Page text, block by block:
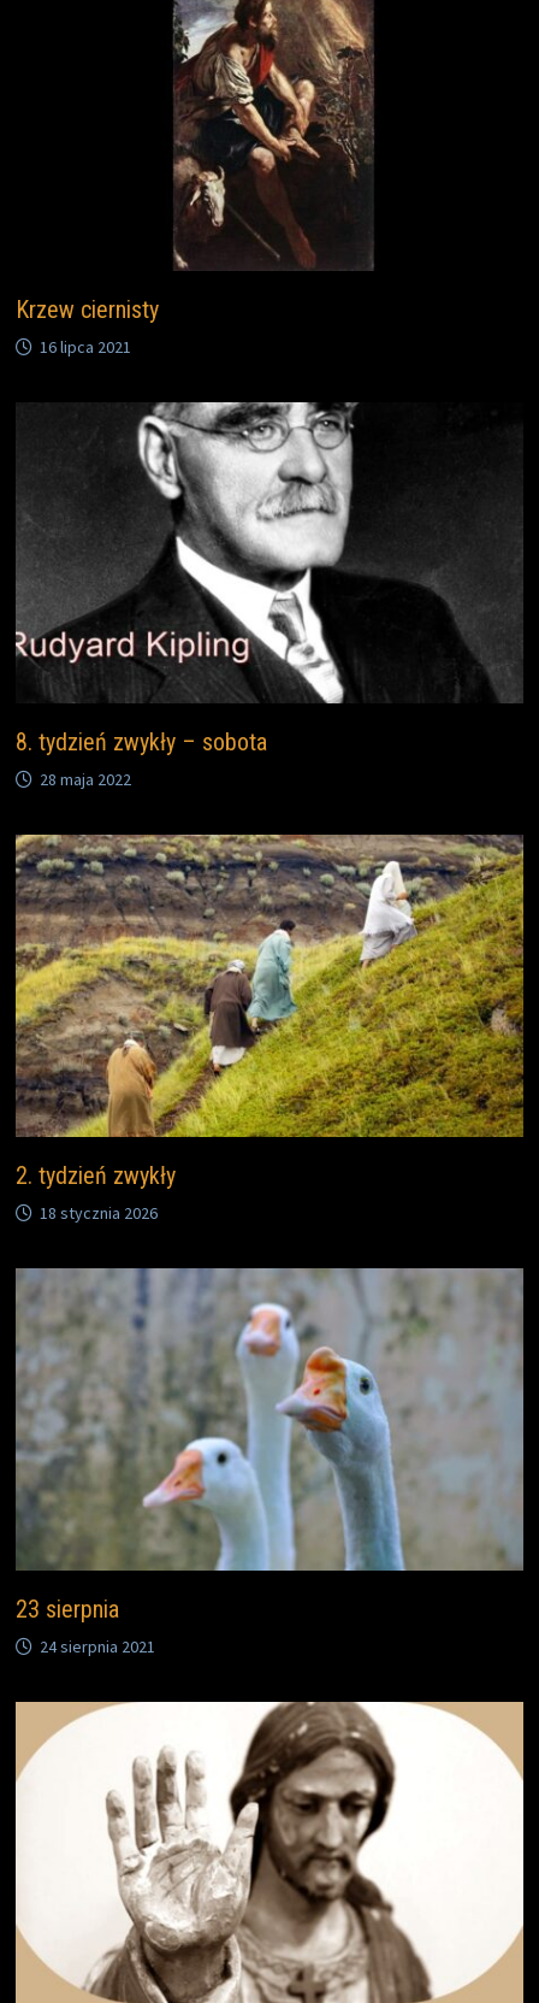
Krzew ciernisty
16 lipca 2021
8. tydzień zwykły – sobota
28 maja 2022
2. tydzień zwykły
18 stycznia 2026
23 sierpnia
24 sierpnia 2021